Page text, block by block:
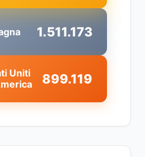
1.511.173
Uniti
899.119